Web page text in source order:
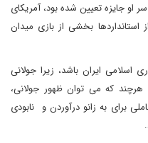
او جایزه تعیین شده بود، آمریکای
بخشی از بازی میدان
اسلامی ایران باشد، زیرا جولانی
هرچند که می توان ظهور جولانی‌،
برای به زانو درآوردن و نابودی